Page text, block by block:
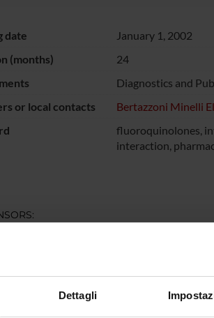
Dettagli
date
January 1, 2002
(months)
24
Diagnostics and
or local contacts
Bertazzoni Minelli
fluoroquinolones,
interaction,